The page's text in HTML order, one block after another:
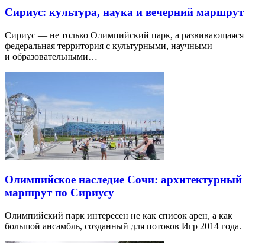
Сириус: культура, наука и вечерний маршрут
Сириус — не только Олимпийский парк, а развивающаяся
федеральная территория с культурными, научными
и образовательными…
Олимпийское наследие Сочи: архитектурный
маршрут по Сириусу
Олимпийский парк интересен не как список арен, а как
большой ансамбль, созданный для потоков Игр 2014 года.